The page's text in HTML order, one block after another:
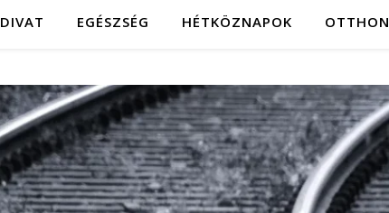
DIVAT EGÉSZSÉG HÉTKÖZNAPOK OTTHON